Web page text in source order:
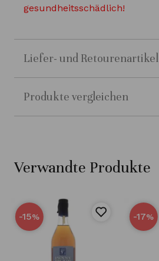
gesundheitsschädlich!
Liefer- und Retourenartikel
Produkte vergleichen
Verwandte Produkte
-15% -17%